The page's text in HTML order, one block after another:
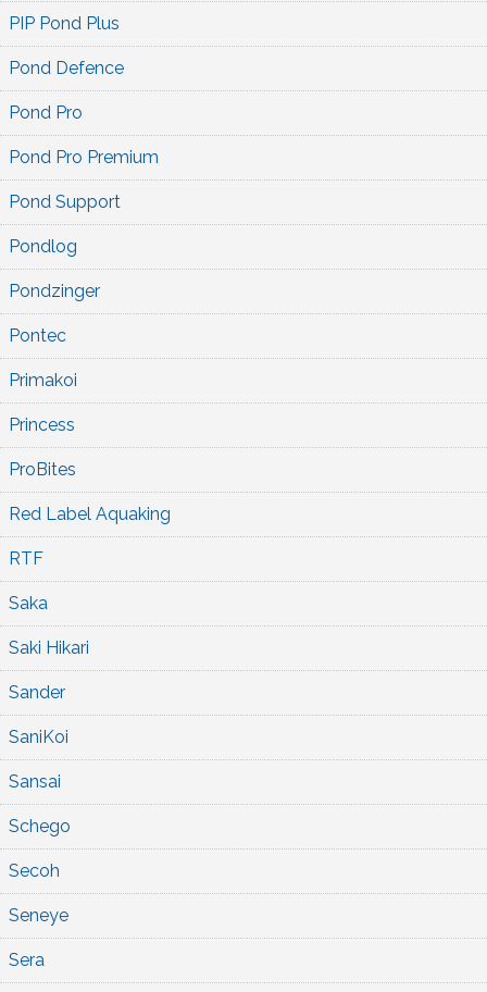
PIP Pond Plus
Pond Defence
Pond Pro
Pond Pro Premium
Pond Support
Pondlog
Pondzinger
Pontec
Primakoi
Princess
ProBites
Red Label Aquaking
RTF
Saka
Saki Hikari
Sander
SaniKoi
Sansai
Schego
Secoh
Seneye
Sera